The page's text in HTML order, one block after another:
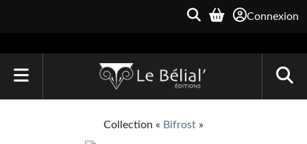
Connexion
Collection « Bifrost »